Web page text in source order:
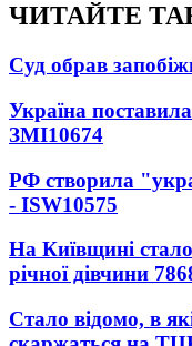
ЧИТАЙТЕ
Суд обрав
Україна
ЗМІ10674
РФ створила
- ISW10575
На Київщині
річної дівчини
Стало відомо, в